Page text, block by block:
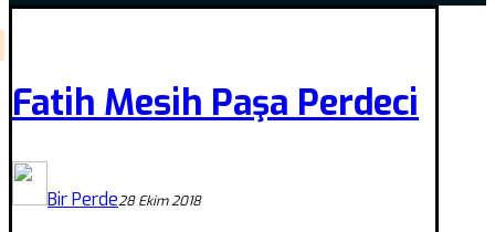
Fatih Mesih Paşa Perdeci
Bir Perde28 Ekim 2018